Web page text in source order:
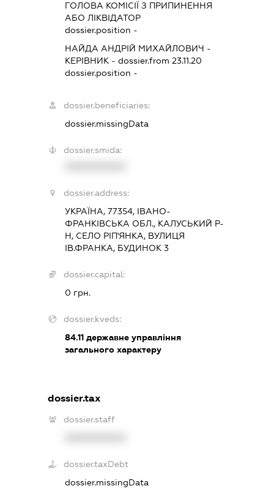
ГОЛОВА КОМІСІЇ З ПРИПИНЕННЯ
АБО ЛІКВІДАТОР
dossier.position -
НАЙДА АНДРІЙ МИХАЙЛОВИЧ -
КЕРІВНИК - dossier.from 23.11.20
dossier.position -
dossier.beneficiaries:
dossier.missingData
dossier.smida:
dossier.address:
УКРАЇНА, 77354, ІВАНО-
ФРАНКІВСЬКА ОБЛ., КАЛУСЬКИЙ Р-
Н, СЕЛО РІП'ЯНКА, ВУЛИЦЯ
ІВ.ФРАНКА, БУДИНОК 3
dossier.capital:
0 грн.
dossier.kveds:
84.11 державне управління
загального характеру
dossier.tax
dossier.staff
dossier.taxDebt
dossier.missingData